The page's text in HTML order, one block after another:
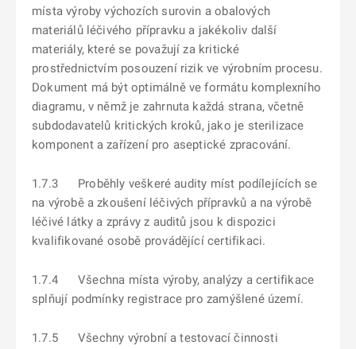
místa výroby výchozích surovin a obalových
materiálů léčivého přípravku a jakékoliv další
materiály, které se považují za kritické
prostřednictvím posouzení rizik ve výrobním procesu.
Dokument má být optimálně ve formátu komplexního
diagramu, v němž je zahrnuta každá strana, včetně
subdodavatelů kritických kroků, jako je sterilizace
komponent a zařízení pro aseptické zpracování.
1.7.3 Proběhly veškeré audity míst podílejících se
na výrobě a zkoušení léčivých přípravků a na výrobě
léčivé látky a zprávy z auditů jsou k dispozici
kvalifikované osobě provádějící certifikaci.
1.7.4 Všechna místa výroby, analýzy a certifikace
splňují podmínky registrace pro zamýšlené území.
1.7.5 Všechny výrobní a testovací činnosti